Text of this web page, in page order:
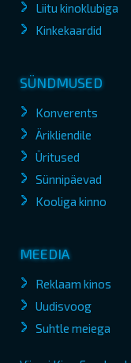
Liitu kinoklubiga
Kinkekaardid
SÜNDMUSED
Konverents
Ärikliendile
Üritused
Sünnipäevad
Kooliga kinno
MEEDIA
Reklaam kinos
Uudisvoog
Suhtle meiega